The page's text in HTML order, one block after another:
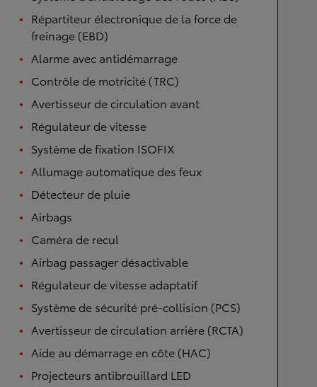
Répartiteur électronique de la force de
freinage (EBD)
Alarme avec antidémarrage
Contrôle de motricité (TRC)
Avertisseur de circulation avant
Régulateur de vitesse
Système de fixation ISOFIX
Allumage automatique des feux
Détecteur de pluie
Airbags
Caméra de recul
Airbag passager désactivable
Régulateur de vitesse adaptatif
Système de sécurité pré-collision (PCS)
Avertisseur de circulation arrière (RCTA)
Aide au démarrage en côte (HAC)
Projecteurs antibrouillard LED